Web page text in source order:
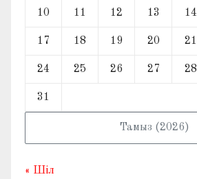
Тамыз (2026)
10 11 12 13 14
17 18 19 20 21
24 25 26 27 28
31
« Шіл